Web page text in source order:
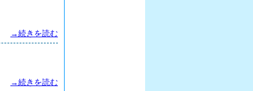
→続きを読む
→続きを読む